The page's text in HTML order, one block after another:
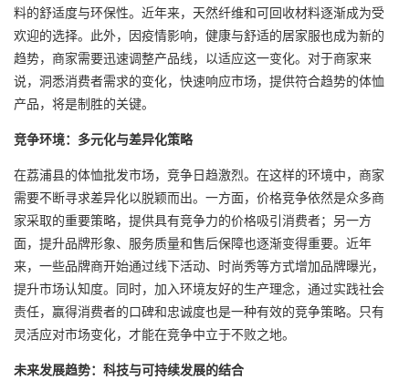
料的舒适度与环保性。近年来，天然纤维和可回收材料逐渐成为受
欢迎的选择。此外，因疫情影响，健康与舒适的居家服也成为新的
趋势，商家需要迅速调整产品线，以适应这一变化。对于商家来
说，洞悉消费者需求的变化，快速响应市场，提供符合趋势的体恤
产品，将是制胜的关键。
竞争环境：多元化与差异化策略
在荔浦县的体恤批发市场，竞争日趋激烈。在这样的环境中，商家
需要不断寻求差异化以脱颖而出。一方面，价格竞争依然是众多商
家采取的重要策略，提供具有竞争力的价格吸引消费者；另一方
面，提升品牌形象、服务质量和售后保障也逐渐变得重要。近年
来，一些品牌商开始通过线下活动、时尚秀等方式增加品牌曝光，
提升市场认知度。同时，加入环境友好的生产理念，通过实践社会
责任，赢得消费者的口碑和忠诚度也是一种有效的竞争策略。只有
灵活应对市场变化，才能在竞争中立于不败之地。
未来发展趋势：科技与可持续发展的结合